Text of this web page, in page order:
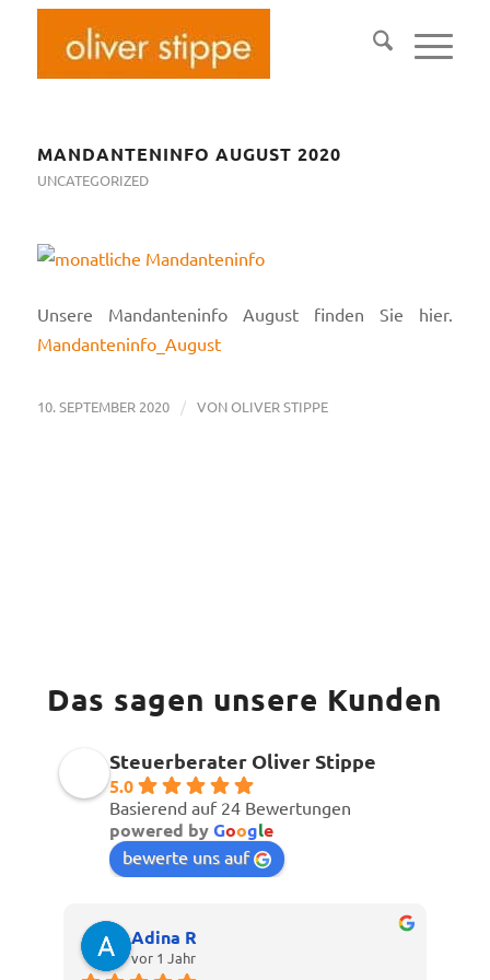
MANDANTENINFO AUGUST 2020
UNCATEGORIZED
Unsere Mandanteninfo August finden Sie hier.
Mandanteninfo_August
10. SEPTEMBER 2020 / VONOLIVER STIPPE
Das sagen unsere Kunden
Steuerberater Oliver Stippe
5.0
Basierend auf 24 Bewertungen
powered byGoogle
bewerte uns auf
Adina R
vor 1 Jahr